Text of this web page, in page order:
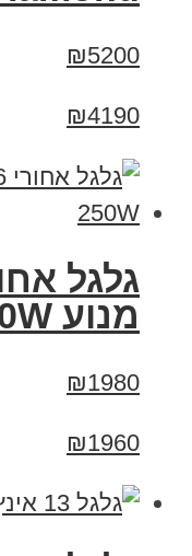
₪5200
₪4190
מנוע 8FUN 36V 250W
₪1980
₪1960